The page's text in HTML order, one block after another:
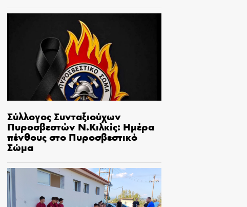
Σύλλογος Συνταξιούχων
Πυροσβεστών Ν.Κιλκίς: Ημέρα
πένθους στο Πυροσβεστικό
Σώμα